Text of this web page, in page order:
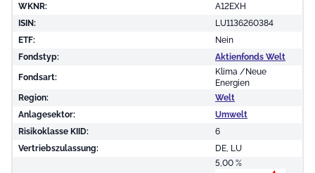
WKNR:
A12EXH
ISIN:
LU1136260384
ETF:
Nein
Fondstyp:
Aktienfonds Welt
Fondsart:
Klima /Neue
Energien
Region:
Welt
Anlagesektor:
Umwelt
Risikoklasse KIID:
6
Vertriebszulassung:
DE, LU
5,00 %